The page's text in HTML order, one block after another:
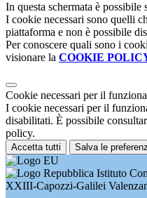
In questa schermata è
I cookie necessari sono quelli
piattaforma e non è possibile
Per conoscere quali sono i
visionare la COOKIE
Cookie necessari per il
I cookie necessari per il
disabilitati. È possibile
policy.
Accetta tutti Salva le
Istituto
XXIII-Capozzi-Galilei